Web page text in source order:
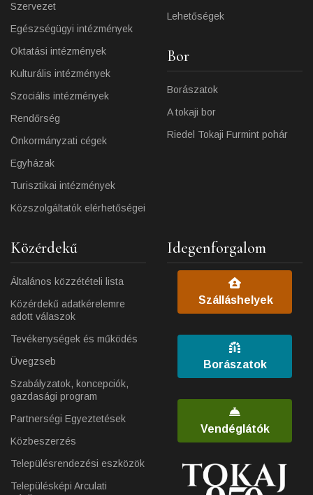
Szervezet
Egészségügyi intézmények
Oktatási intézmények
Kulturális intézmények
Szociális intézmények
Rendőrség
Önkormányzati cégek
Egyházak
Turisztikai intézmények
Közszolgáltatók elérhetőségei
Lehetőségek
Bor
Borászatok
A tokaji bor
Riedel Tokaji Furmint pohár
Közérdekű
Általános közzétételi lista
Közérdekű adatkérelemre
adott válaszok
Tevékenységek és működés
Üvegzseb
Szabályzatok, koncepciók,
gazdasági program
Partnerségi Egyeztetések
Közbeszerzés
Településrendezési eszközök
Településképi Arculati
Idegenforgalom
Szálláshelyek
Borászatok
Vendéglátók